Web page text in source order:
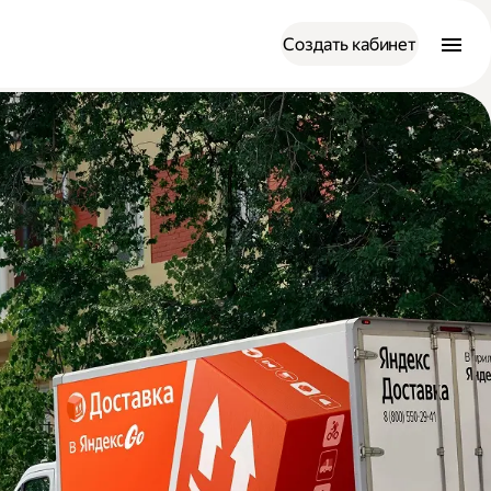
Создать кабинет